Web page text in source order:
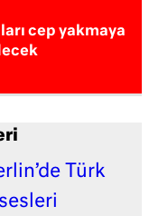
cep yakmaya